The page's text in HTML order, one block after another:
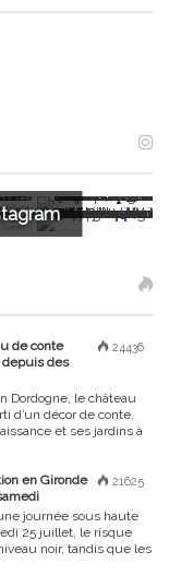
24436
de conte
depuis des
Dordogne, le château
d’un décor de conte.
et ses jardins à
21625
en Gironde
journée sous haute
25 juillet, le risque
noir, tandis que les